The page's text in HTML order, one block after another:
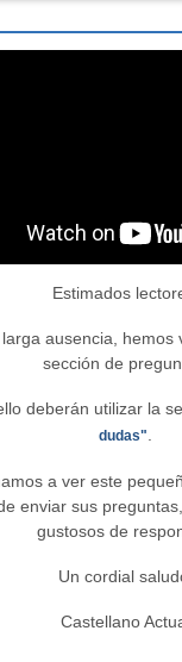
Estimados
ausencia, hemos
sección de
deberán utilizar la
dudas"
a ver este
enviar sus
gustosos de
Un cordial
Castellano